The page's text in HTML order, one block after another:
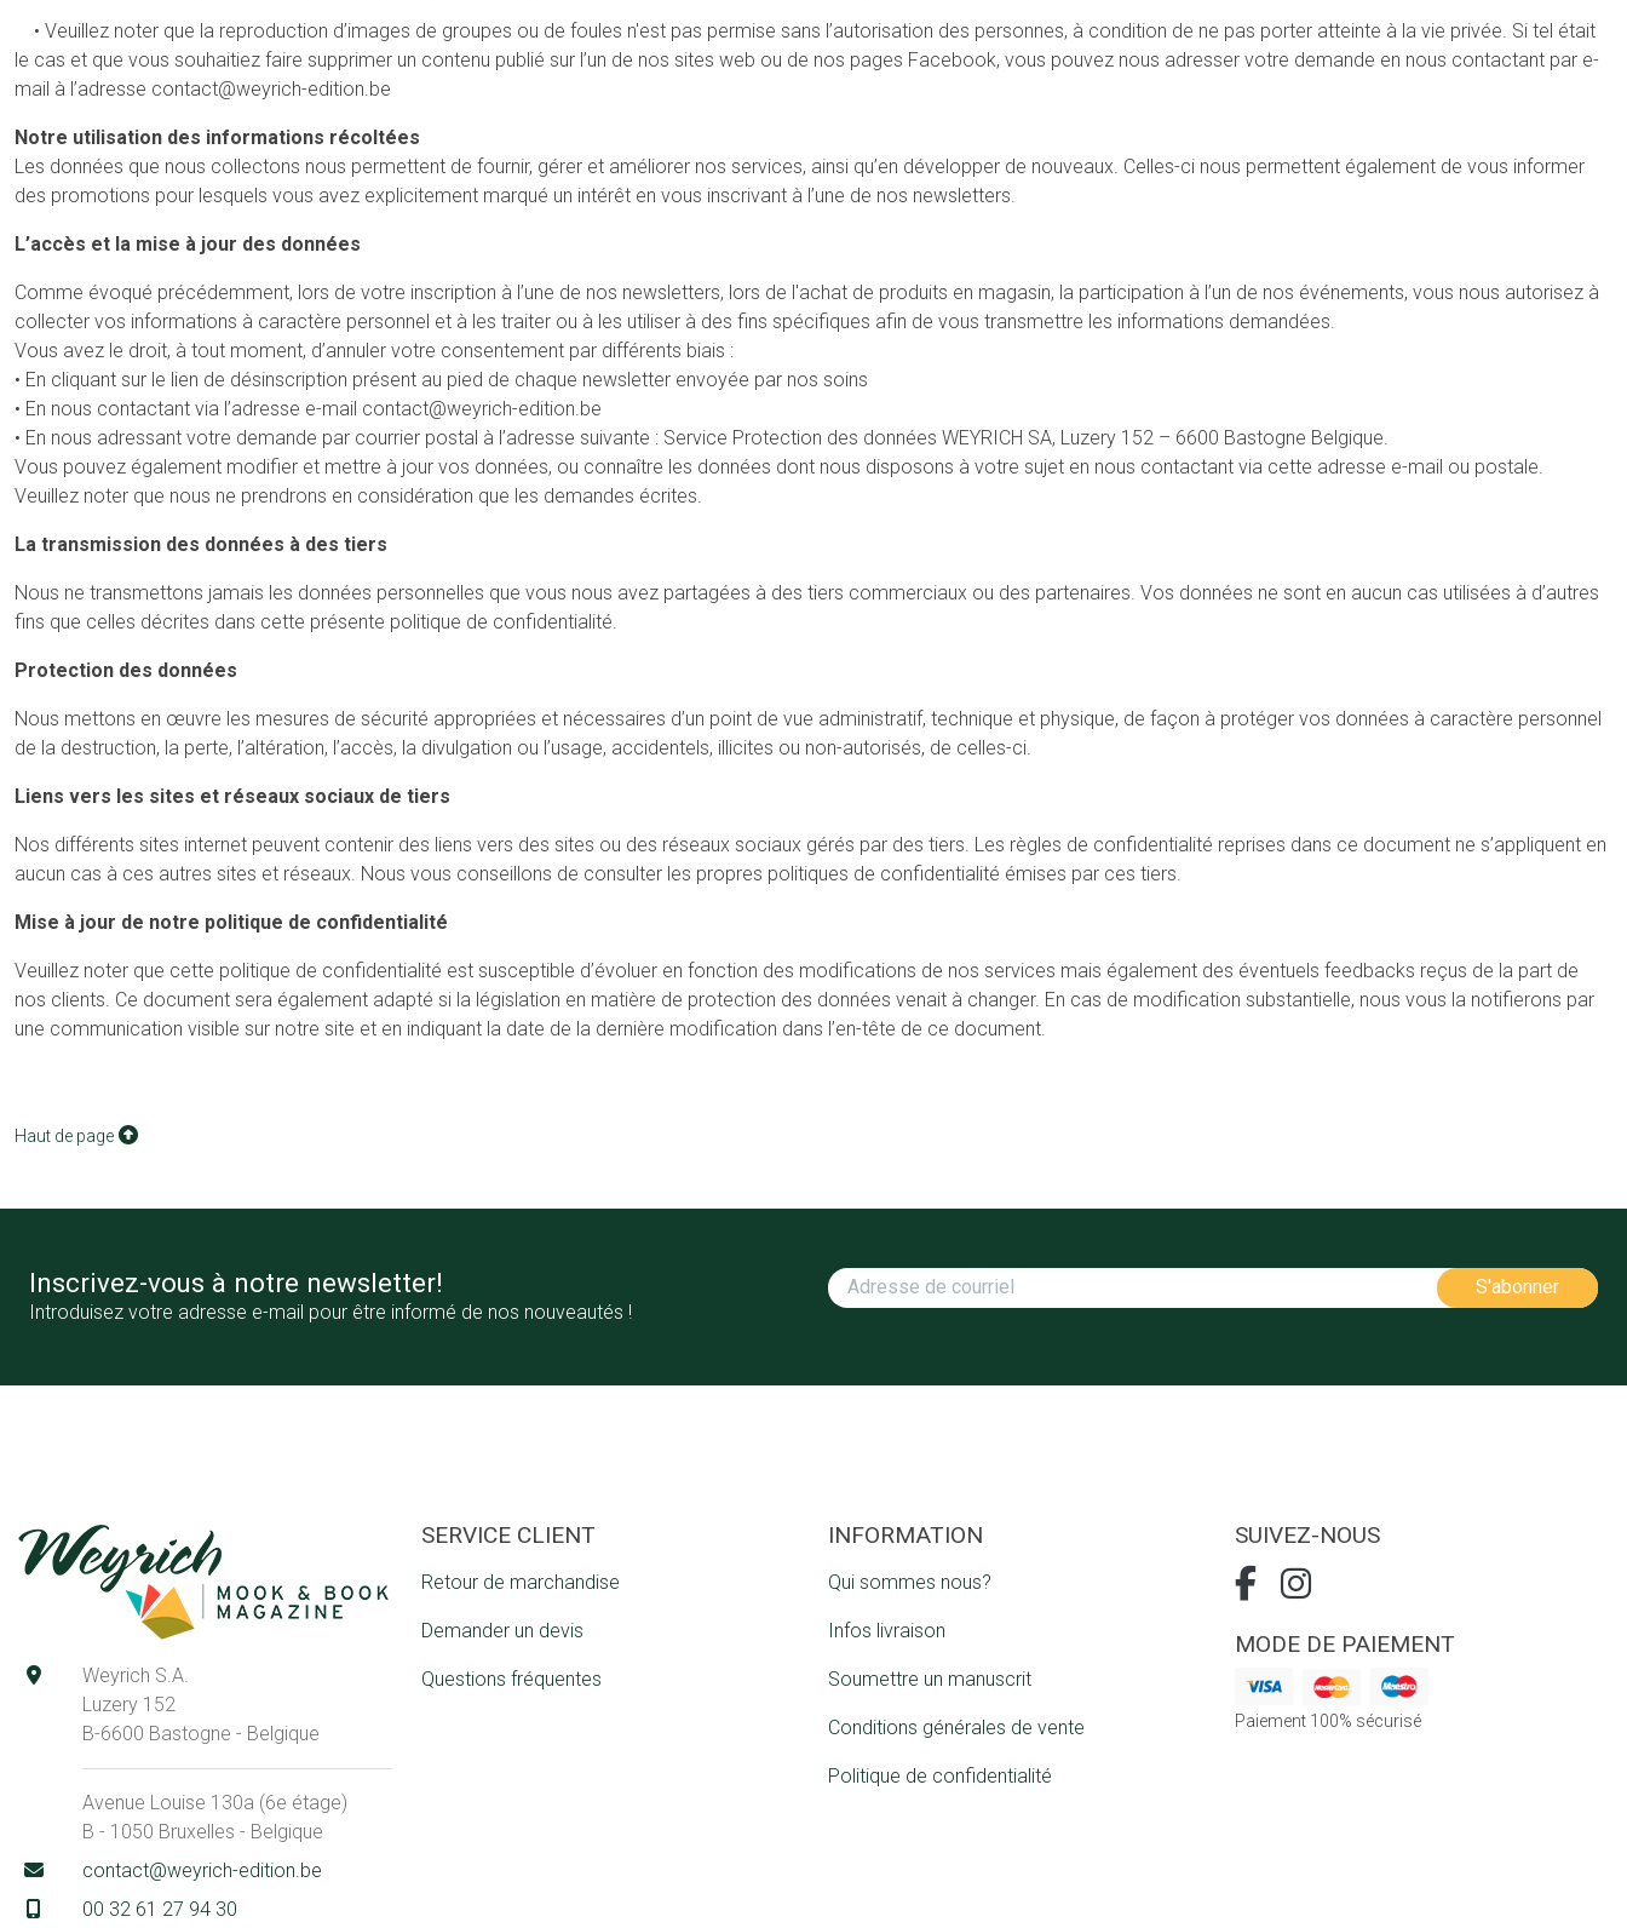
• Veuillez noter que la reproduction d’images de groupes ou de foules n'est pas permise sans l’autorisation des personnes, à condition de ne pas porter atteinte à la vie privée. Si tel était
le cas et que vous souhaitiez faire supprimer un contenu publié sur l’un de nos sites web ou de nos pages Facebook, vous pouvez nous adresser votre demande en nous contactant par e-
mail à l’adresse contact@weyrich-edition.be
Notre utilisation des informations récoltées
Les données que nous collectons nous permettent de fournir, gérer et améliorer nos services, ainsi qu’en développer de nouveaux. Celles-ci nous permettent également de vous informer
des promotions pour lesquels vous avez explicitement marqué un intérêt en vous inscrivant à l’une de nos newsletters.
L’accès et la mise à jour des données
Comme évoqué précédemment, lors de votre inscription à l’une de nos newsletters, lors de l'achat de produits en magasin, la participation à l’un de nos événements, vous nous autorisez à
collecter vos informations à caractère personnel et à les traiter ou à les utiliser à des fins spécifiques afin de vous transmettre les informations demandées.
Vous avez le droit, à tout moment, d’annuler votre consentement par différents biais :
• En cliquant sur le lien de désinscription présent au pied de chaque newsletter envoyée par nos soins
• En nous contactant via l’adresse e-mail contact@weyrich-edition.be
• En nous adressant votre demande par courrier postal à l’adresse suivante : Service Protection des données WEYRICH SA, Luzery 152 – 6600 Bastogne Belgique.
Vous pouvez également modifier et mettre à jour vos données, ou connaître les données dont nous disposons à votre sujet en nous contactant via cette adresse e-mail ou postale.
Veuillez noter que nous ne prendrons en considération que les demandes écrites.
La transmission des données à des tiers
Nous ne transmettons jamais les données personnelles que vous nous avez partagées à des tiers commerciaux ou des partenaires. Vos données ne sont en aucun cas utilisées à d’autres
fins que celles décrites dans cette présente politique de confidentialité.
Protection des données
Nous mettons en œuvre les mesures de sécurité appropriées et nécessaires d’un point de vue administratif, technique et physique, de façon à protéger vos données à caractère personnel
de la destruction, la perte, l’altération, l’accès, la divulgation ou l’usage, accidentels, illicites ou non-autorisés, de celles-ci.
Liens vers les sites et réseaux sociaux de tiers
Nos différents sites internet peuvent contenir des liens vers des sites ou des réseaux sociaux gérés par des tiers. Les règles de confidentialité reprises dans ce document ne s’appliquent en
aucun cas à ces autres sites et réseaux. Nous vous conseillons de consulter les propres politiques de confidentialité émises par ces tiers.
Mise à jour de notre politique de confidentialité
Veuillez noter que cette politique de confidentialité est susceptible d’évoluer en fonction des modifications de nos services mais également des éventuels feedbacks reçus de la part de
nos clients. Ce document sera également adapté si la législation en matière de protection des données venait à changer. En cas de modification substantielle, nous vous la notifierons par
une communication visible sur notre site et en indiquant la date de la dernière modification dans l’en-tête de ce document.
Haut de page
Inscrivez-vous à notre newsletter!
Introduisez votre adresse e-mail pour être informé de nos nouveautés !
Weyrich S.A.
Luzery 152
B-6600 Bastogne - Belgique
Avenue Louise 130a (6e étage)
B - 1050 Bruxelles - Belgique
contact@weyrich-edition.be
00 32 61 27 94 30
SERVICE CLIENT
Retour de marchandise
Demander un devis
Questions fréquentes
INFORMATION
Qui sommes nous?
Infos livraison
Soumettre un manuscrit
Conditions générales de vente
Politique de confidentialité
SUIVEZ-NOUS
MODE DE PAIEMENT
Paiement 100% sécurisé